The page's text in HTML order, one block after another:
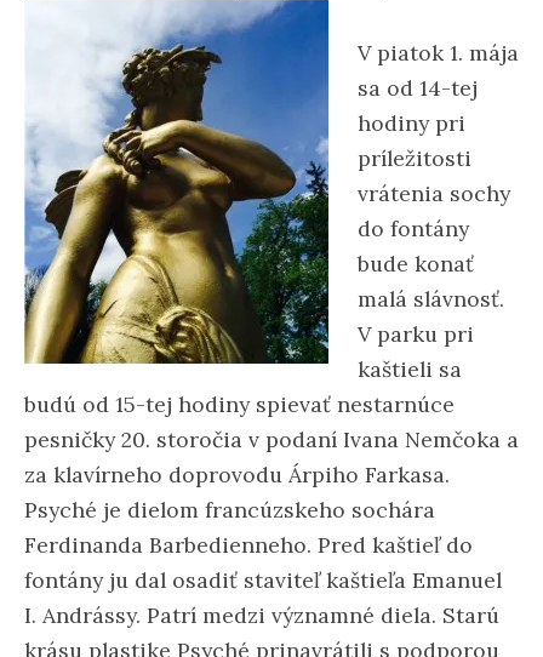
V piatok 1. mája
sa od 14-tej
hodiny pri
príležitosti
vrátenia sochy
do fontány
bude konať
malá slávnosť.
V parku pri
kaštieli sa
budú od 15-tej hodiny spievať nestarnúce
pesničky 20. storočia v podaní Ivana Nemčoka a
za klavírneho doprovodu Árpiho Farkasa.
Psyché je dielom francúzskeho sochára
Ferdinanda Barbedienneho. Pred kaštieľ do
fontány ju dal osadiť staviteľ kaštieľa Emanuel
I. Andrássy. Patrí medzi významné diela. Starú
krásu plastike Psyché prinavrátili s podporou